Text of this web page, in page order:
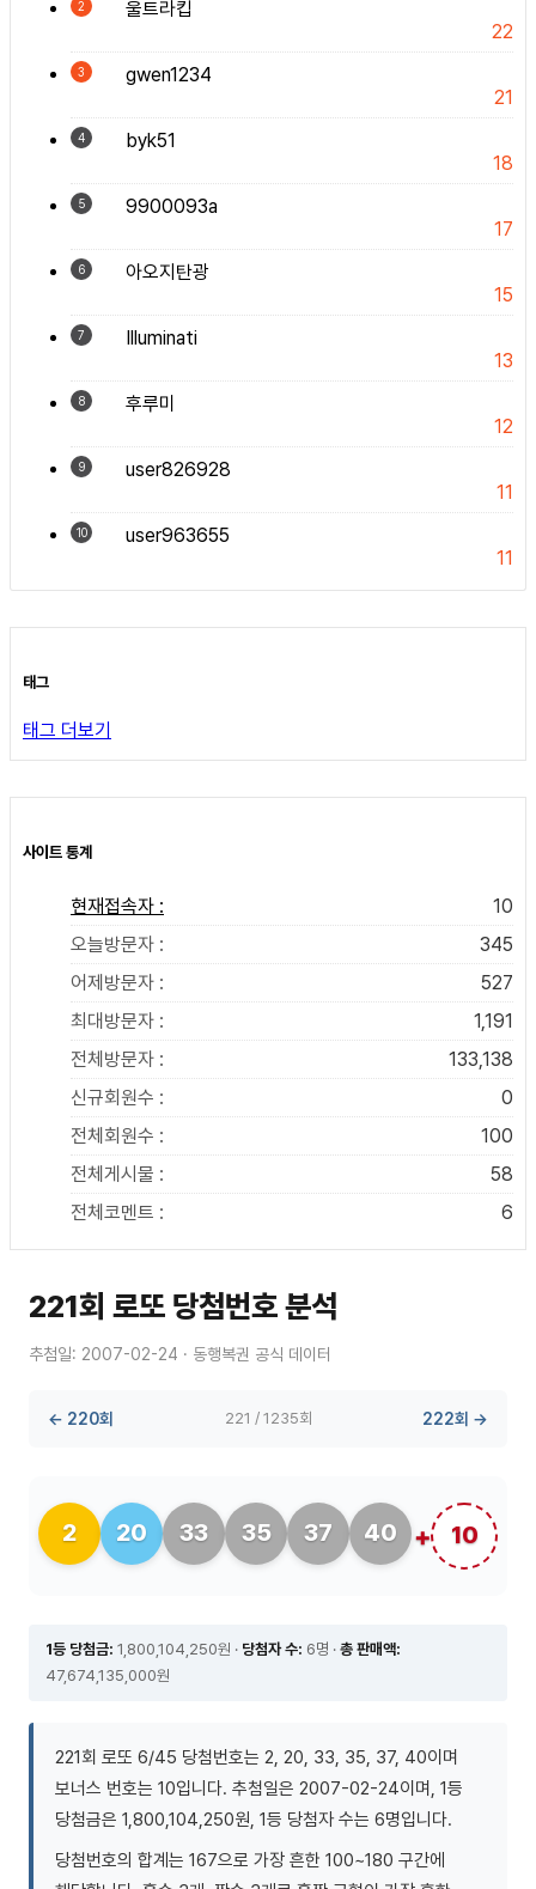
2
울트라킵
22
3
gwen1234
21
4
byk51
18
5
9900093a
17
6
아오지탄광
15
7
Illuminati
13
8
후루미
12
9
user826928
11
10
user963655
11
태그
태그 더보기
사이트 통계
현재접속자 :
10
오늘방문자 :
345
어제방문자 :
527
최대방문자 :
1,191
전체방문자 :
133,138
신규회원수 :
0
전체회원수 :
100
전체게시물 :
58
전체코멘트 :
6
221회 로또 당첨번호 분석
추첨일: 2007-02-24 · 동행복권 공식 데이터
← 220회 221 / 1235회 222회 →
2 20 33 35 37 40 10
1등 당첨금: 1,800,104,250원 · 당첨자 수: 6명 · 총 판매액:
47,674,135,000원
221회 로또 6/45 당첨번호는 2, 20, 33, 35, 37, 40이며
보너스 번호는 10입니다. 추첨일은 2007-02-24이며, 1등
당첨금은 1,800,104,250원, 1등 당첨자 수는 6명입니다.
당첨번호의 합계는 167으로 가장 흔한 100~180 구간에